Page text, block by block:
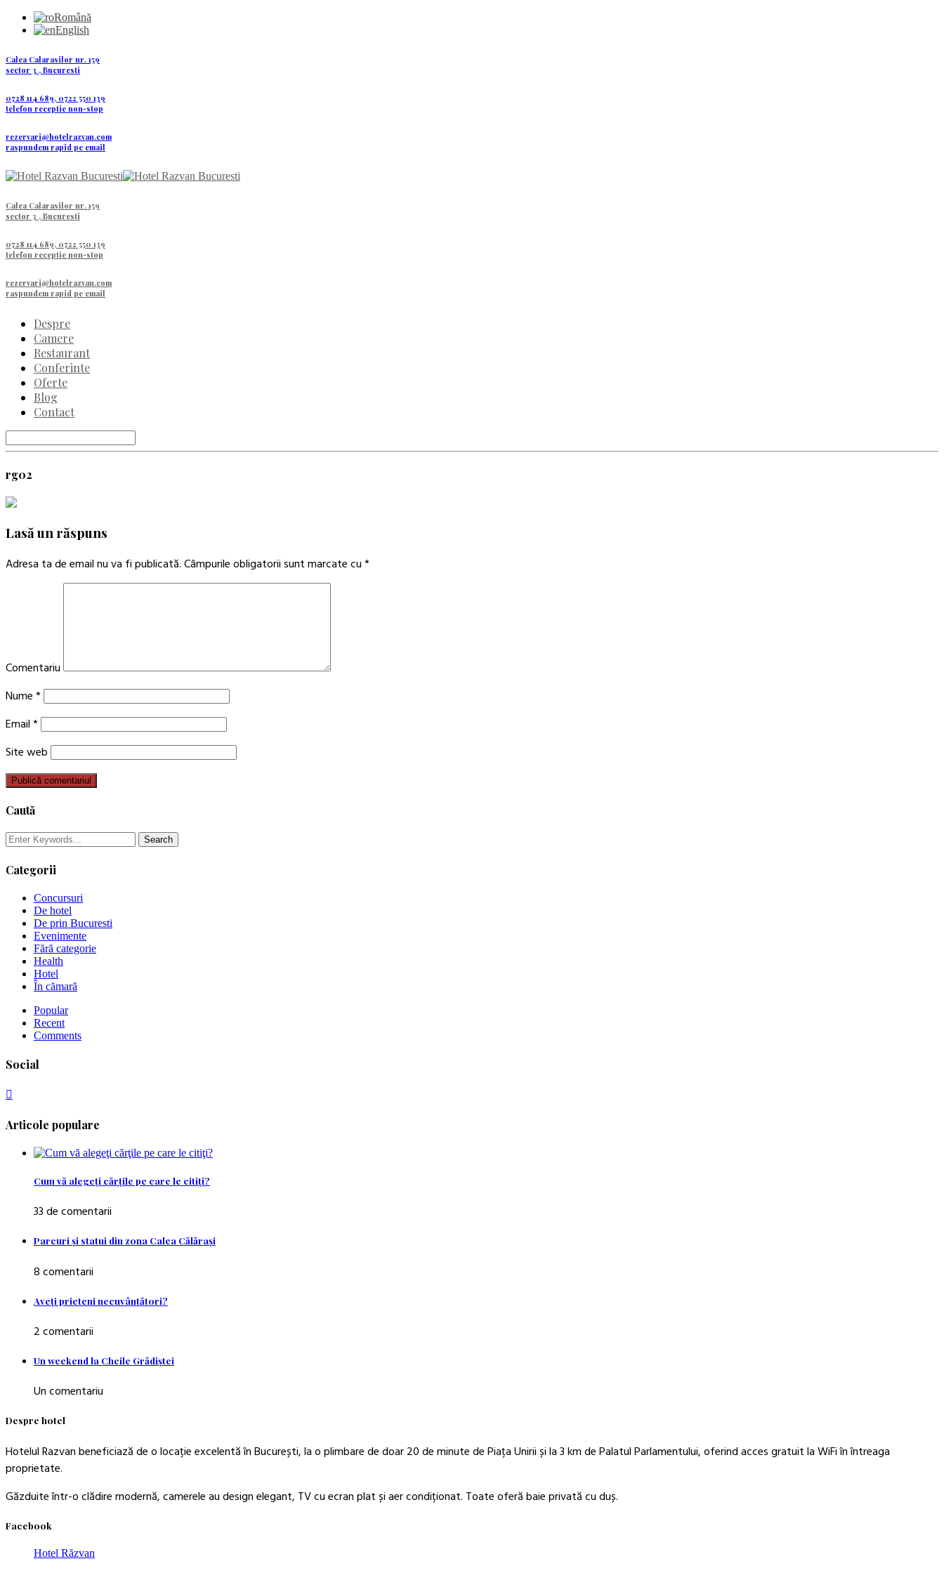
Română
English
Calea Calarasilor nr. 159
sector 3 , Bucuresti
0728 114 689, 0722 550 139
telefon receptie non-stop
rezervari@hotelrazvan.com
raspundem rapid pe email
Calea Calarasilor nr. 159
sector 3 , Bucuresti
0728 114 689, 0722 550 139
telefon receptie non-stop
rezervari@hotelrazvan.com
raspundem rapid pe email
Despre
Camere
Restaurant
Conferinte
Oferte
Blog
Contact
rg02
Lasă un răspuns
Adresa ta de email nu va fi publicată. Câmpurile obligatorii sunt marcate cu *
Comentariu
Nume *
Email *
Site web
Caută
Categorii
Concursuri
De hotel
De prin Bucuresti
Evenimente
Fără categorie
Health
Hotel
În cămară
Popular
Recent
Comments
Social
Articole populare
Cum vă alegeţi cărţile pe care le citiţi?
33 de comentarii
Parcuri şi statui din zona Calea Călăraşi
8 comentarii
Aveţi prieteni necuvântători?
2 comentarii
Un weekend la Cheile Grădiştei
Un comentariu
Despre hotel
Hotelul Razvan beneficiază de o locație excelentă în București, la o plimbare de doar 20 de minute de Piața Unirii și la 3 km de Palatul Parlamentului, oferind acces gratuit la WiFi în întreaga
proprietate.
Găzduite într-o clădire modernă, camerele au design elegant, TV cu ecran plat și aer condiționat. Toate oferă baie privată cu duș.
Facebook
Hotel Răzvan